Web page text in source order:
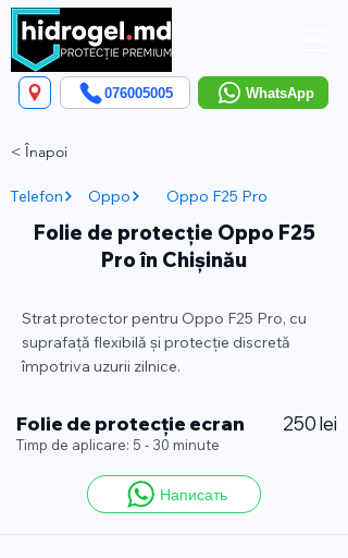
WhatsApp
076005005
< Înapoi
Telefon Oppo Oppo F25 Pro
Folie de protecție Oppo F25
Pro în Chișinău
Strat protector pentru Oppo F25 Pro, cu
suprafață flexibilă și protecție discretă
împotriva uzurii zilnice.
Folie de protecție ecran 250 lei
Timp de aplicare: 5 - 30 minute
Написать